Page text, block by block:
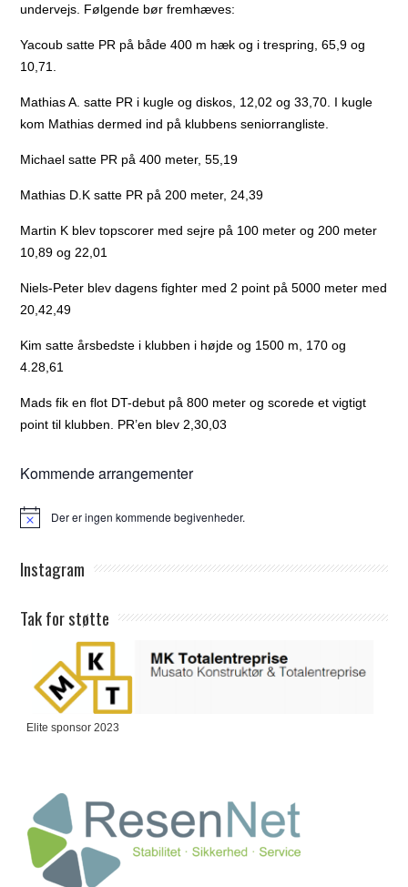
undervejs. Følgende bør fremhæves:
Yacoub satte PR på både 400 m hæk og i trespring, 65,9 og
10,71.
Mathias A. satte PR i kugle og diskos, 12,02 og 33,70. I kugle
kom Mathias dermed ind på klubbens seniorrangliste.
Michael satte PR på 400 meter, 55,19
Mathias D.K satte PR på 200 meter, 24,39
Martin K blev topscorer med sejre på 100 meter og 200 meter
10,89 og 22,01
Niels-Peter blev dagens fighter med 2 point på 5000 meter med
20,42,49
Kim satte årsbedste i klubben i højde og 1500 m, 170 og
4.28,61
Mads fik en flot DT-debut på 800 meter og scorede et vigtigt
point til klubben. PR’en blev 2,30,03
Kommende arrangementer
Notice Der er ingen kommende begivenheder.
Instagram
Tak for støtte
Elite sponsor 2023